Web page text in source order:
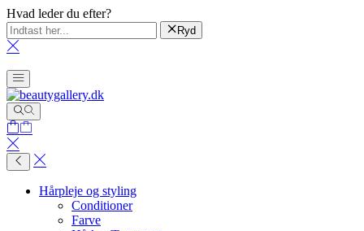
Hvad leder du efter?
Ryd
Hårpleje og styling
Conditioner
Farve